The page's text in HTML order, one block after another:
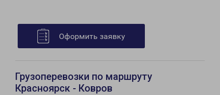
Оформить заявку
Грузоперевозки по маршруту
Красноярск - Ковров